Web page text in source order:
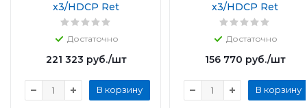
x3/HDCP Ret
Достаточно
221 323 руб./шт
В корзину
x3/HDCP Ret
Достаточно
156 770 руб./шт
В корзину